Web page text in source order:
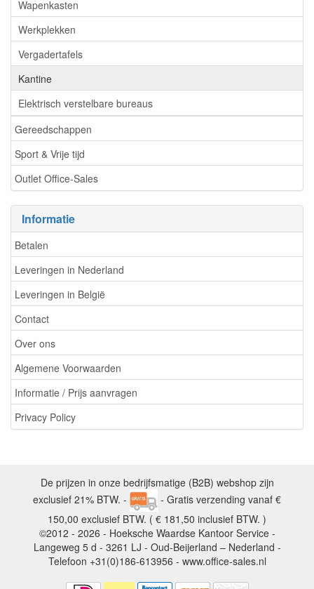
Wapenkasten
Werkplekken
Vergadertafels
Kantine
Elektrisch verstelbare bureaus
Gereedschappen
Sport & Vrije tijd
Outlet Office-Sales
Informatie
Betalen
Leveringen in Nederland
Leveringen in België
Contact
Over ons
Algemene Voorwaarden
Informatie / Prijs aanvragen
Privacy Policy
De prijzen in onze bedrijfsmatige (B2B) webshop zijn
exclusief 21% BTW. -
- Gratis verzending vanaf €
150,00 exclusief BTW. ( € 181,50 inclusief BTW. )
©2012 - 2026 - Hoeksche Waardse Kantoor Service -
Langeweg 5 d - 3261 LJ - Oud-Beijerland – Nederland -
Telefoon +31(0)186-613956 - www.office-sales.nl